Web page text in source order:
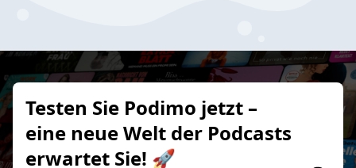
Testen Sie Podimo jetzt –
eine neue Welt der Podcasts
erwartet Sie! 🚀